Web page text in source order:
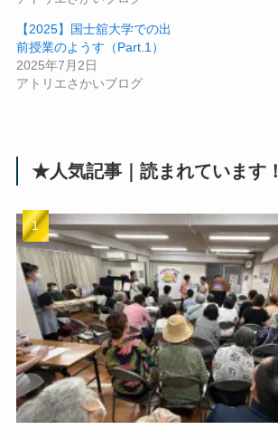
【2025】国士舘大学での出
前授業のようす（Part.1）
2025年7月2日
アトリエさかいブログ
★人気記事｜読まれています！